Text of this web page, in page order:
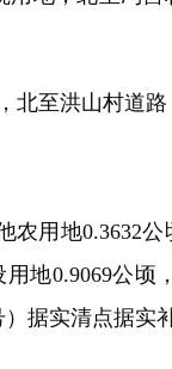
至洪山村道路
用地0.3632公
地0.9069公顷
据实清点据实补